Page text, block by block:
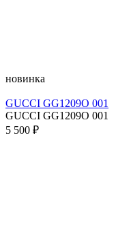
новинка
GUCCI GG1209O 001
GUCCI GG1209O 001
5 500 ₽